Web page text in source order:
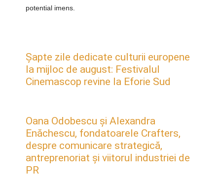
potential imens.
Șapte zile dedicate culturii europene
la mijloc de august: Festivalul
Cinemascop revine la Eforie Sud
Oana Odobescu și Alexandra
Enăchescu, fondatoarele Crafters,
despre comunicare strategică,
antreprenoriat și viitorul industriei de
PR